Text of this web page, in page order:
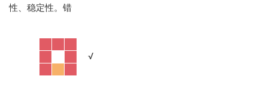
性、稳定性。错
√